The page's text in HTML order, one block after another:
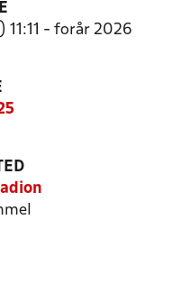
11:11 - forår 2026